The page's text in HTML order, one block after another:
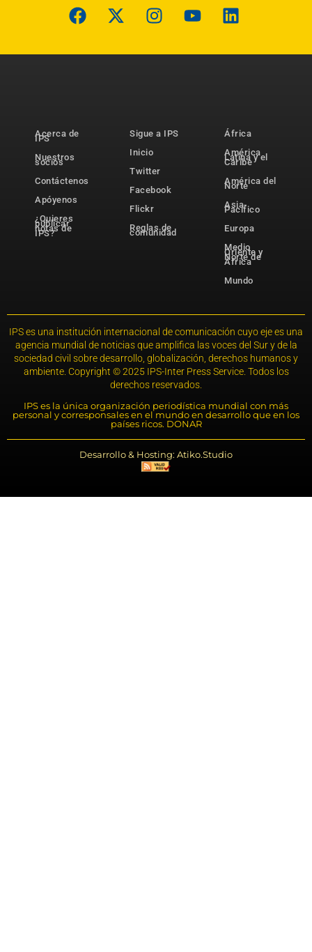
Acerca de
IPS
Nuestros
socios
Contáctenos
Apóyenos
¿Quieres
publicar
notas de
IPS?
Sigue a IPS
Inicio
Twitter
Facebook
Flickr
Reglas de
comunidad
África
América
Latina y el
Caribe
América del
Norte
Asia-
Pacífico
Europa
Medio
Oriente y
Norte de
África
Mundo
IPS es una institución internacional de comunicación cuyo eje es una
agencia mundial de noticias que amplifica las voces del Sur y de la
sociedad civil sobre desarrollo, globalización, derechos humanos y
ambiente. Copyright © 2025 IPS-Inter Press Service. Todos los
derechos reservados.
IPS es la única organización periodística mundial con más
personal y corresponsales en el mundo en desarrollo que en los
países ricos. DONAR
Desarrollo & Hosting: Atiko.Studio